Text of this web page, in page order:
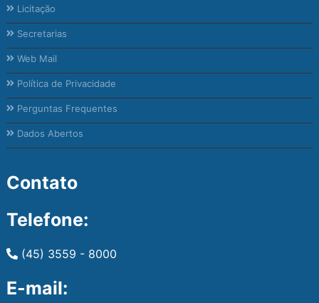
Licitação
Secretarias
Web Mail
Política de Privacidade
Perguntas Frequentes
Dados Abertos
Contato
Telefone:
(45) 3559 - 8000
E-mail: